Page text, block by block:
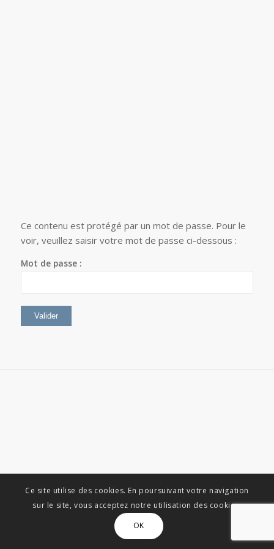
Ce contenu est protégé par un mot de passe. Pour le
voir, veuillez saisir votre mot de passe ci-dessous :
Mot de passe :
Ce site utilise des cookies. En poursuivant votre navigation
sur le site, vous acceptez notre utilisation des cookies.
OK